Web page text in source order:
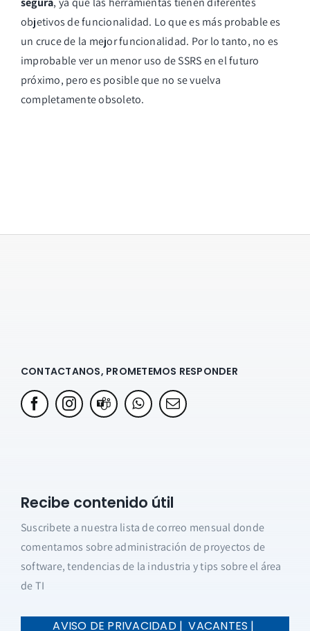
objetivos de funcionalidad. Lo que es más probable es
un cruce de la mejor funcionalidad. Por lo tanto, no es
improbable ver un menor uso de SSRS en el futuro
próximo, pero es posible que no se vuelva
completamente obsoleto.
CONTACTANOS, PROMETEMOS RESPONDER
Recibe contenido útil
Suscribete a nuestra lista de correo mensual donde
comentamos sobre administración de proyectos de
software, tendencias de la industria y tips sobre el área
de TI
AVISO DE PRIVACIDAD | VACANTES |